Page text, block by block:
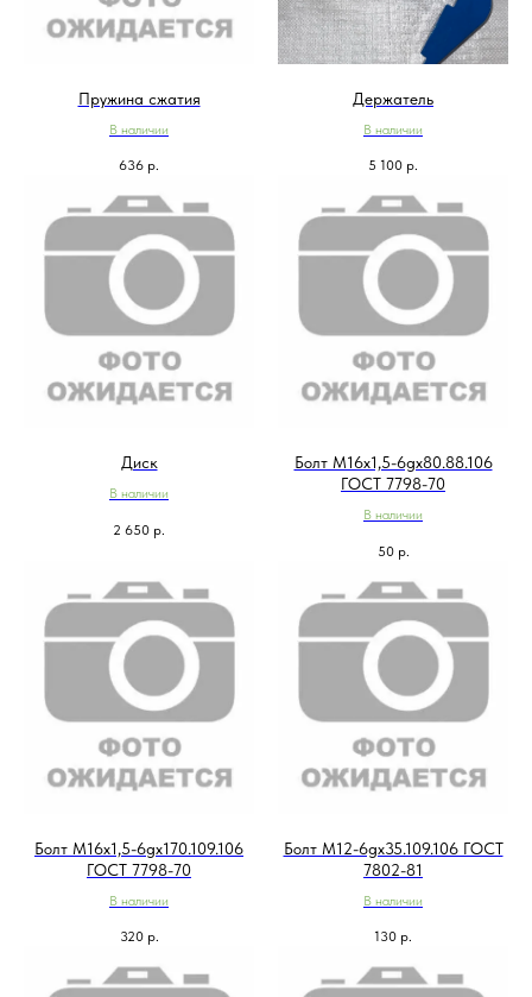
Пружина сжатия
В наличии
636 р.
Держатель
В наличии
5 100 р.
Диск
В наличии
2 650 р.
Болт М16х1,5-6gх80.88.106
ГОСТ 7798-70
В наличии
50 р.
Болт М16х1,5-6gх170.109.106
ГОСТ 7798-70
В наличии
320 р.
Болт М12-6gx35.109.106 ГОСТ
7802-81
В наличии
130 р.